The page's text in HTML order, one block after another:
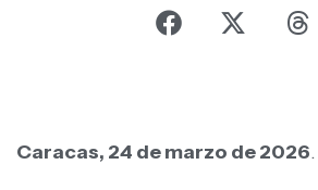
Caracas, 24 de marzo de 2026.